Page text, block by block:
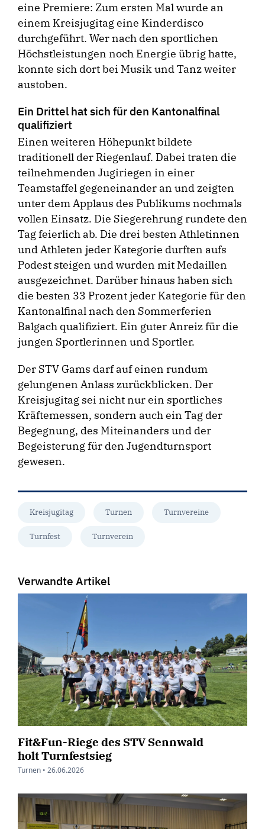
eine Premiere: Zum ersten Mal wurde an
einem Kreisjugitag eine Kinderdisco
durchgeführt. Wer nach den sportlichen
Höchstleistungen noch Energie übrig hatte,
konnte sich dort bei Musik und Tanz weiter
austoben.
Ein Drittel hat sich für den Kantonalfinal
qualifiziert
Einen weiteren Höhepunkt bildete
traditionell der Riegenlauf. Dabei traten die
teilnehmenden Jugiriegen in einer
Teamstaffel gegeneinander an und zeigten
unter dem Applaus des Publikums nochmals
vollen Einsatz. Die Siegerehrung rundete den
Tag feierlich ab. Die drei besten Athletinnen
und Athleten jeder Kategorie durften aufs
Podest steigen und wurden mit Medaillen
ausgezeichnet. Darüber hinaus haben sich
die besten 33 Prozent jeder Kategorie für den
Kantonalfinal nach den Sommerferien
Balgach qualifiziert. Ein guter Anreiz für die
jungen Sportlerinnen und Sportler.
Der STV Gams darf auf einen rundum
gelungenen Anlass zurückblicken. Der
Kreisjugitag sei nicht nur ein sportliches
Kräftemessen, sondern auch ein Tag der
Begegnung, des Miteinanders und der
Begeisterung für den Jugendturnsport
gewesen.
Kreisjugitag Turnen Turnvereine
Turnfest Turnverein
Verwandte Artikel
Fit&Fun-Riege des STV Sennwald
holt Turnfestsieg
Turnen • 26.06.2026